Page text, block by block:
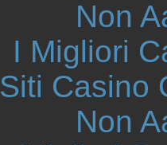
Non
I Migliori
Siti Casino
Non